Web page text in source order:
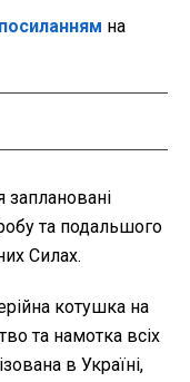
посиланням на
заплановані
та подальшого
Силах.
котушка на
та намотка всіх
в Україні,